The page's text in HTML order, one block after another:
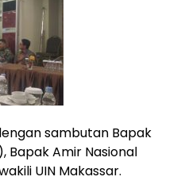
sambutan Bapak
Bapak Amir Nasional
UIN Makassar.